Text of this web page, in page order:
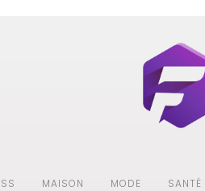
MAISON MODE SANTÉ